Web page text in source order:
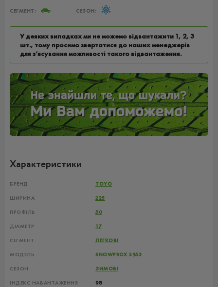
СЕГМЕНТ: СЕЗОН:
У деяких випадках ми не можемо відвантажити 1, 2, 3
шт., тому просимо звертатися до наших менеджерів
для з’ясування можливості такого відвантаження.
Характеристики
БРЕНД TOYO
ШИРИНА 225
ПРОФІЛЬ 50
ДІАМЕТР 17
СЕГМЕНТ ЛЕГКОВІ
МОДЕЛЬ SNOWPROX S953
СЕЗОН ЗИМОВІ
ІНДЕКС НАВАНТАЖЕННЯ 98